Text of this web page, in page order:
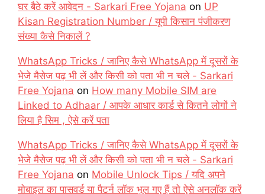
घर बैठे करें आवेदन - Sarkari Free Yojana on UP
Kisan Registration Number / यूपी किसान पंजीकरण
संख्या कैसे निकालें ?
WhatsApp Tricks / जानिए कैसे WhatsApp में दूसरों के
भेजे मैसेज पढ़ भी लें और किसी को पता भी न चले - Sarkari
Free Yojana on How many Mobile SIM are
Linked to Adhaar / आपके आधार कार्ड से कितने लोगों ने
लिया है सिम , ऐसे करें पता
WhatsApp Tricks / जानिए कैसे WhatsApp में दूसरों के
भेजे मैसेज पढ़ भी लें और किसी को पता भी न चले - Sarkari
Free Yojana on Mobile Unlock Tips / यदि अपने
मोबाइल का पासवर्ड या पैटर्न लॉक भूल गए हैं तो ऐसे अनलॉक करें